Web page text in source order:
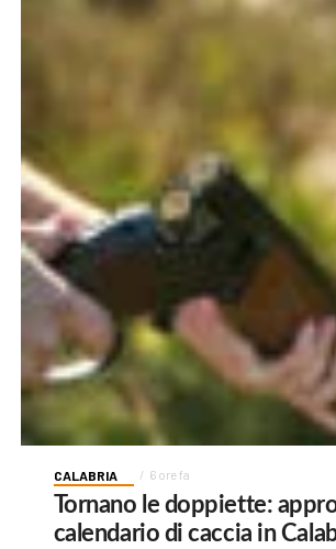
CALABRIA 6 ore fa
Tornano le doppiette:
calendario di caccia in